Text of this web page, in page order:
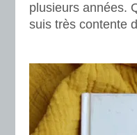
plusieurs années.
suis très contente